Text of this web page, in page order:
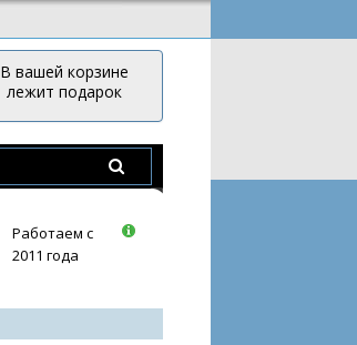
В вашей корзине
лежит подарок
Работаем с
2011 года